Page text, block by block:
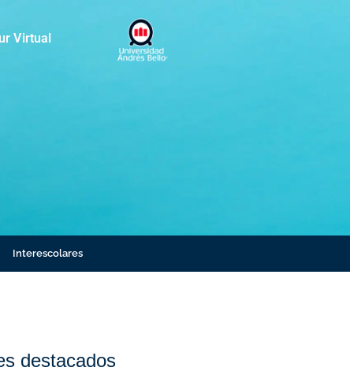
Virtual
Interescolares
destacados